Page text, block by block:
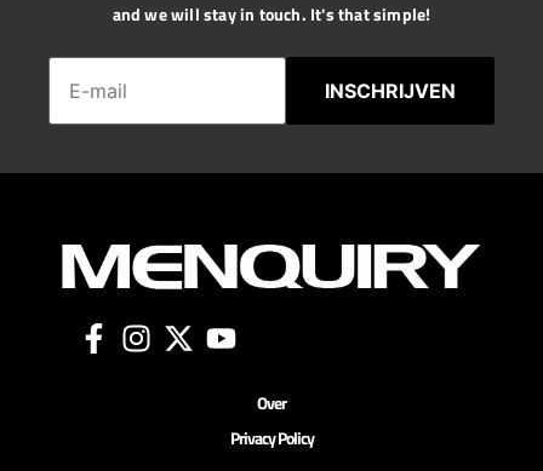
and we will stay in touch. It's that simple!
INSCHRIJVEN
Over
Privacy Policy